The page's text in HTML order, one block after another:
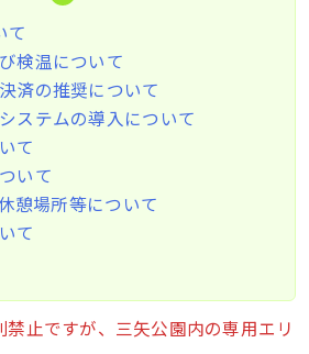
て
検温について
済の推奨について
ステムの導入について
て
いて
憩場所等について
て
止ですが、三矢公園内の専用エリ